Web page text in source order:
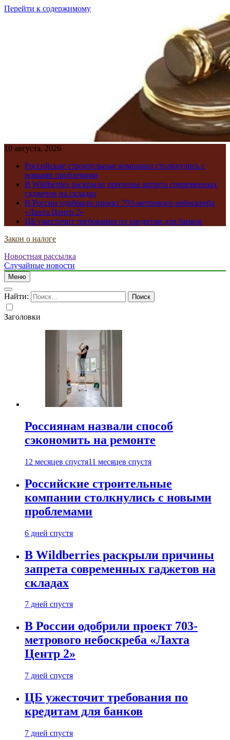
Перейти к содержимому
10 августа, 2026
Российские строительные компании столкнулись с
новыми проблемами
В Wildberries раскрыли причины запрета современных
гаджетов на складах
В России одобрили проект 703-метрового небоскреба
«Лахта Центр 2»
ЦБ ужесточит требования по кредитам для банков
Закон о налоге
Новостная рассылка
Случайные новости
Меню
Найти:
Заголовки
Россиянам назвали способ
сэкономить на ремонте
12 месяцев спустя11 месяцев спустя
Российские строительные
компании столкнулись с новыми
проблемами
6 дней спустя
В Wildberries раскрыли причины
запрета современных гаджетов на
складах
7 дней спустя
В России одобрили проект 703-
метрового небоскреба «Лахта
Центр 2»
7 дней спустя
ЦБ ужесточит требования по
кредитам для банков
7 дней спустя